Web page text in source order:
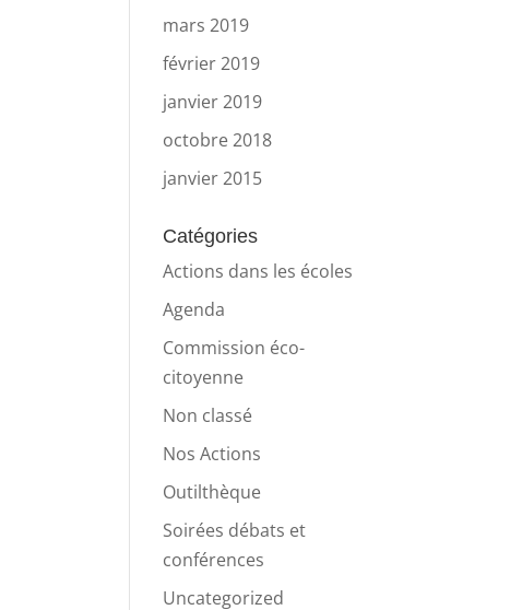
mars 2019
février 2019
janvier 2019
octobre 2018
janvier 2015
Catégories
Actions dans les écoles
Agenda
Commission éco-
citoyenne
Non classé
Nos Actions
Outilthèque
Soirées débats et
conférences
Uncategorized